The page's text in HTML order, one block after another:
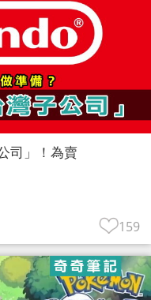
司」！為賣
159